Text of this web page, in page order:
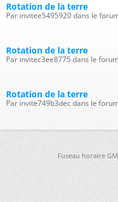
Rotation de la terre
Par invitee5495920 dans le
Rotation de la terre
Par invitec3ee8775 dans le
Rotation de la terre
Par invite749b3dec dans le
Fuseau horaire